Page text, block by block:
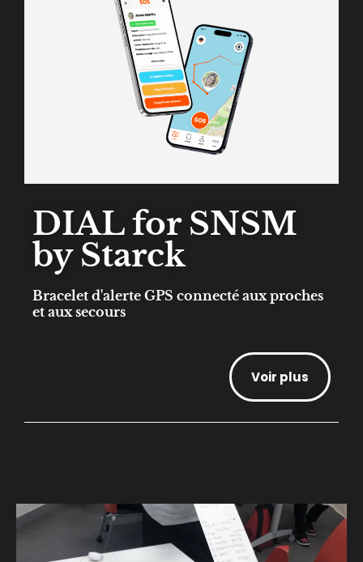
DIAL for SNSM
by Starck
Bracelet d'alerte GPS connecté aux proches
et aux secours
Voir plus